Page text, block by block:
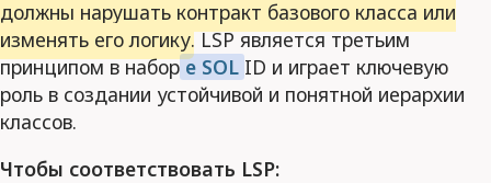
должны нарушать контракт базового класса или
изменять его логику. LSP является третьим
принципом в наборе SOL ID и играет ключевую
роль в создании устойчивой и понятной иерархии
классов.
Чтобы соответствовать LSP: